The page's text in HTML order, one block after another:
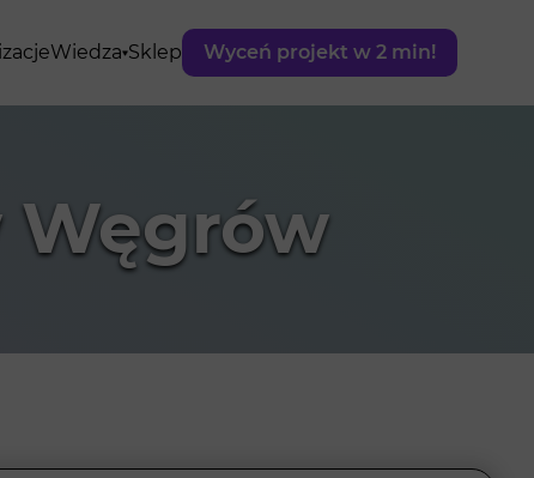
Wiedza Sklep Wyceń projekt w 2 min!
Węgrów